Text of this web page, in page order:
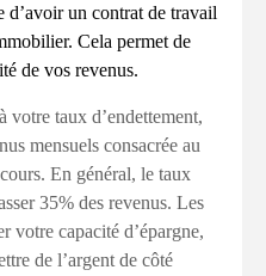
d’avoir un contrat de travail
Cela permet de
de vos revenus.
votre taux d’endettement,
mensuels consacrée au
En général, le taux
35% des revenus. Les
votre capacité d’épargne,
de l’argent de côté